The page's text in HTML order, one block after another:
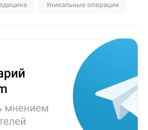
Уникальные операции